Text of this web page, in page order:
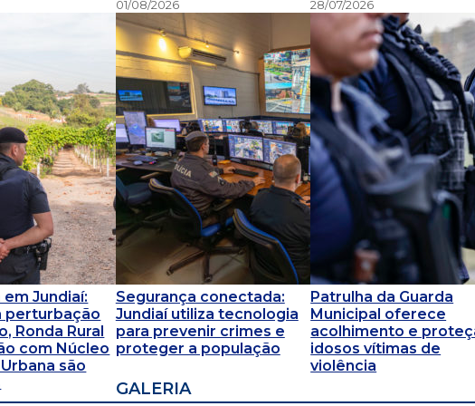
Jundiaí:
perturbação
Ronda Rural
com Núcleo
são
01/08/2026
Segurança conectada:
Jundiaí utiliza tecnologia
para prevenir crimes e
proteger a população
28/07/2026
Patrulha da Guarda
Municipal oferece
acolhimento e
idosos vítimas de
violência
GALERIA